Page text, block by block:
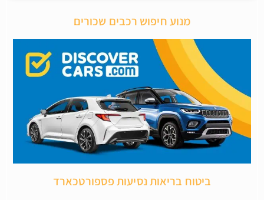
מנוע חיפוש רכבים שכורים
ביטוח בריאות נסיעות פספורטכארד